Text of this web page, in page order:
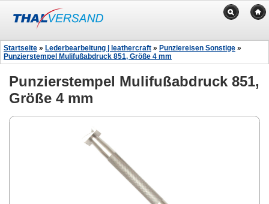
Startseite » Lederbearbeitung | leathercraft » Punziereisen Sonstige »
Punzierstempel Mulifußabdruck 851, Größe 4 mm
Punzierstempel Mulifußabdruck 851,
Größe 4 mm